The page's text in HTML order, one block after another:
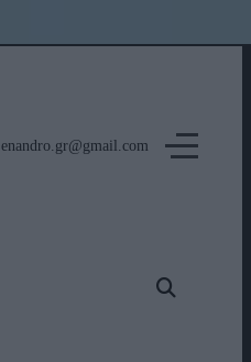
enandro.gr@gmail.com